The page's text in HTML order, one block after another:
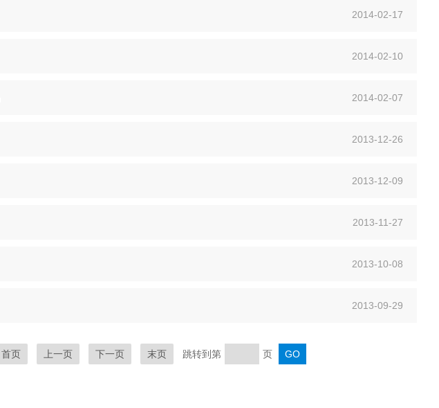
2014-02-17
2014-02-10
2014-02-07
2013-12-26
2013-12-09
2013-11-27
2013-10-08
2013-09-29
首页 上一页 下一页 末页 跳转到第 页